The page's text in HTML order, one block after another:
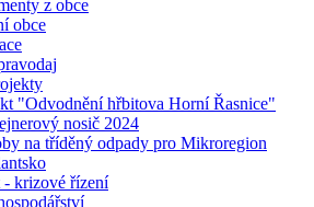
z obce
obce
"Odvodnění hřbitova Horní Řasnice"
nosič 2024
na tříděný odpady pro Mikroregion
- krizové řízení